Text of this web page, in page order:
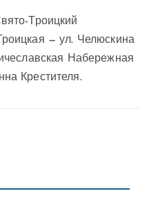
Троицкий
— ул. Челюскина
Набережная
Крестителя.